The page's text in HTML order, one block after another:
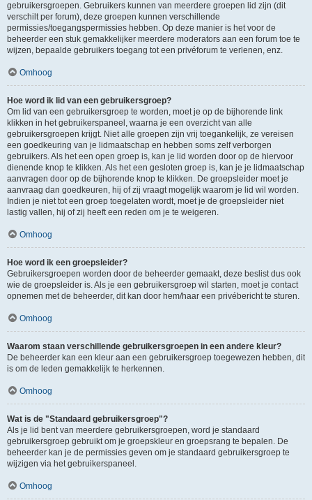
gebruikersgroepen. Gebruikers kunnen van meerdere groepen lid zijn (dit
verschilt per forum), deze groepen kunnen verschillende
permissies/toegangspermissies hebben. Op deze manier is het voor de
beheerder een stuk gemakkelijker meerdere moderators aan een forum toe te
wijzen, bepaalde gebruikers toegang tot een privéforum te verlenen, enz.
Omhoog
Hoe word ik lid van een gebruikersgroep?
Om lid van een gebruikersgroep te worden, moet je op de bijhorende link
klikken in het gebruikerspaneel, waarna je een overzicht van alle
gebruikersgroepen krijgt. Niet alle groepen zijn vrij toegankelijk, ze vereisen
een goedkeuring van je lidmaatschap en hebben soms zelf verborgen
gebruikers. Als het een open groep is, kan je lid worden door op de hiervoor
dienende knop te klikken. Als het een gesloten groep is, kan je je lidmaatschap
aanvragen door op de bijhorende knop te klikken. De groepsleider moet je
aanvraag dan goedkeuren, hij of zij vraagt mogelijk waarom je lid wil worden.
Indien je niet tot een groep toegelaten wordt, moet je de groepsleider niet
lastig vallen, hij of zij heeft een reden om je te weigeren.
Omhoog
Hoe word ik een groepsleider?
Gebruikersgroepen worden door de beheerder gemaakt, deze beslist dus ook
wie de groepsleider is. Als je een gebruikersgroep wil starten, moet je contact
opnemen met de beheerder, dit kan door hem/haar een privébericht te sturen.
Omhoog
Waarom staan verschillende gebruikersgroepen in een andere kleur?
De beheerder kan een kleur aan een gebruikersgroep toegewezen hebben, dit
is om de leden gemakkelijk te herkennen.
Omhoog
Wat is de "Standaard gebruikersgroep"?
Als je lid bent van meerdere gebruikersgroepen, word je standaard
gebruikersgroep gebruikt om je groepskleur en groepsrang te bepalen. De
beheerder kan je de permissies geven om je standaard gebruikersgroep te
wijzigen via het gebruikerspaneel.
Omhoog